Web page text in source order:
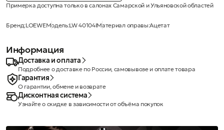
Примерка доступна только в салонах Самарской и Ульяновской областей
Бренд:LOEWEМодель:LW 40104IМатериал оправы:Ацетат
Информация
Доставка и оплата
Подробнее о доставке по России, самовывозе и оплате товара
Гарантия
О гарантии, обмене и возврате
Дисконтная система
Узнайте о скидке в зависимости от объёма покупок